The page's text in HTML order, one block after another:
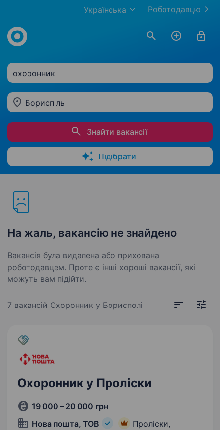
Роботодавцю
Українська
охоронник
Бориспіль
Знайти вакансії
Підібрати
На жаль, вакансію не знайдено
Вакансія була видалена або прихована
роботодавцем. Проте є інші хороші вакансії, які
можуть вам підійти.
7 вакансій Охоронник у Борисполі
Охоронник у Проліски
19 000 – 20 000 грн
Нова пошта, ТОВ
Проліски,